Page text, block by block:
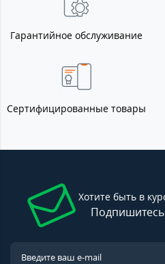
Гарантийное обслуживание
Сертифицированные товары
Хотите быть в